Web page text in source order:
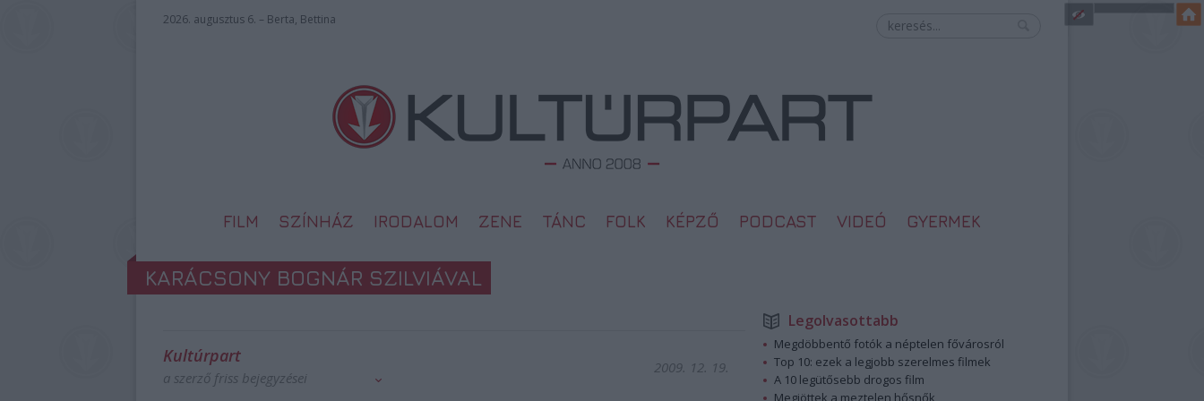
2026. augusztus 6. – Berta, Bettina
FILM SZÍNHÁZ IRODALOM ZENE TÁNC FOLK KÉPZŐ PODCAST VIDEÓ GYERMEK
KARÁCSONY BOGNÁR SZILVIÁVAL
Kultúrpart
a szerző friss bejegyzései
2009. 12. 19.
Legolvasottabb
Megdöbbentő fotók a néptelen fővárosról
Top 10: ezek a legjobb szerelmes filmek
A 10 legütősebb drogos film
Megjöttek a meztelen hősnők